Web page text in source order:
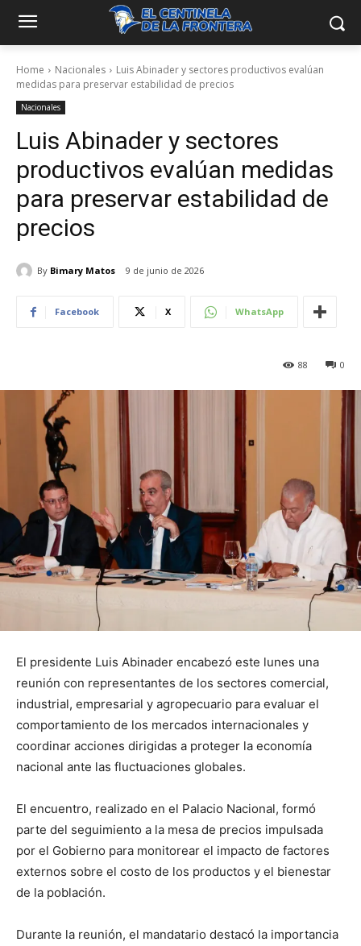
Home Nacionales
Luis Abinader y sectores productivos evalúan
medidas para preservar estabilidad de precios
Nacionales
Luis Abinader y sectores
productivos evalúan medidas
para preservar estabilidad de
precios
By Bimary Matos 9 de junio de 2026
Facebook X WhatsApp
0
88
El presidente Luis Abinader encabezó este lunes una
reunión con representantes de los sectores comercial,
industrial, empresarial y agropecuario para evaluar el
comportamiento de los mercados internacionales y
coordinar acciones dirigidas a proteger la economía
nacional ante las fluctuaciones globales.
El encuentro, realizado en el Palacio Nacional, formó
parte del seguimiento a la mesa de precios impulsada
por el Gobierno para monitorear el impacto de factores
externos sobre el costo de los productos y el bienestar
de la población.
Durante la reunión, el mandatario destacó la importancia